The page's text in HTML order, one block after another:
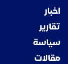
اخبار
تقارير
سياسة
مقالات